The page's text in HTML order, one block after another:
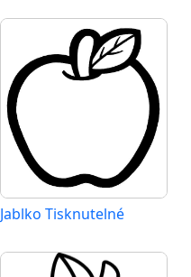
Jablko Tisknutelné